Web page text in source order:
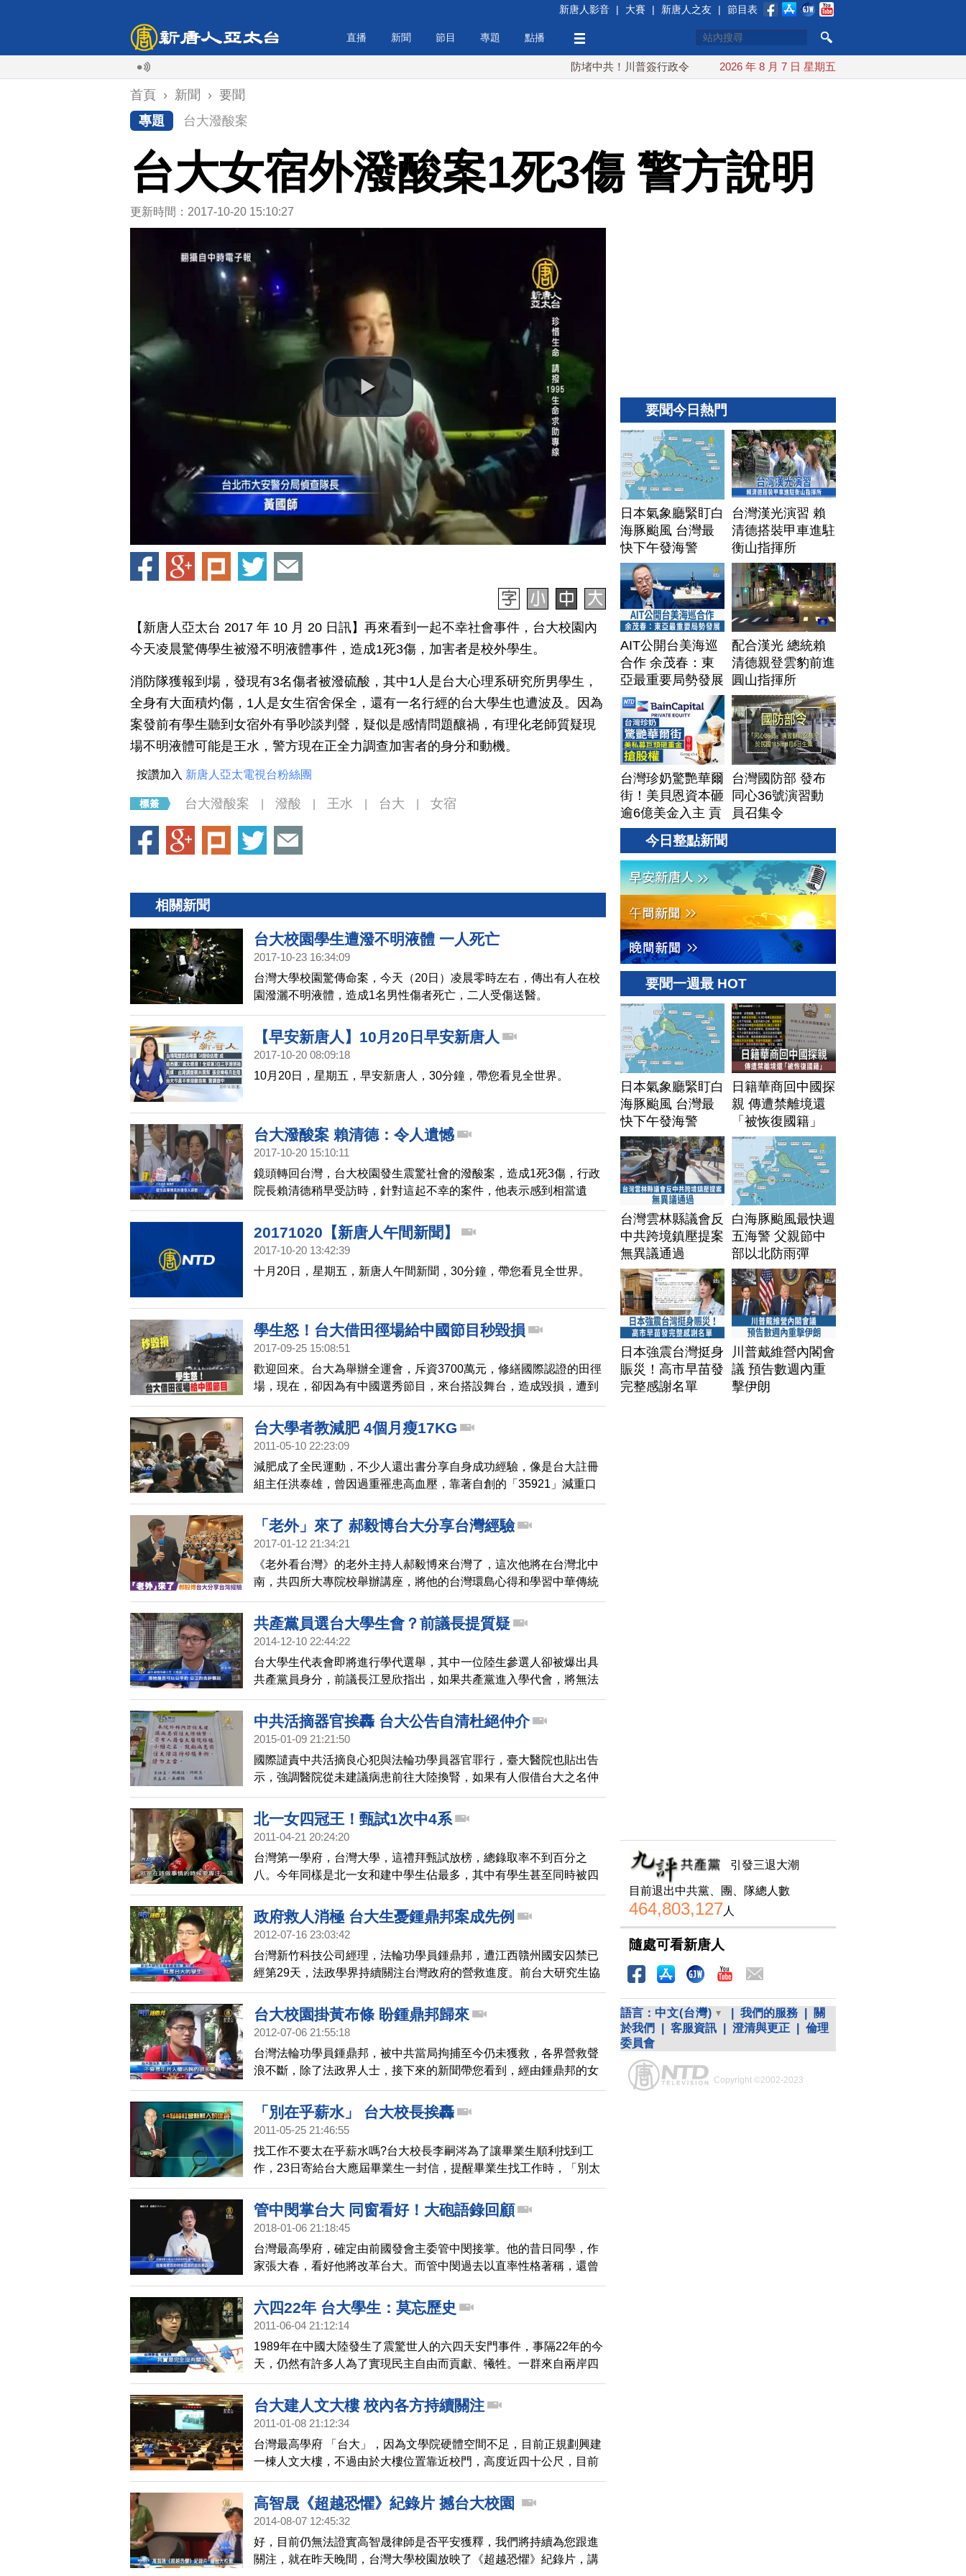
新唐人影音 | 大賽 | 新唐人之友 | 節目表
直播 新聞 節目 專題 點播
防堵中共！川普簽行政令 對多晶矽課15%關稅 日本氣象廳緊盯白海豚颱風 台灣最快下
2026 年 8 月 7 日 星期五
首頁 › 新聞 › 要聞
專題
台大潑酸案
台大女宿外潑酸案1死3傷 警方說明
更新時間：2017-10-20 15:10:27
【新唐人亞太台 2017 年 10 月 20 日訊】再來看到一起不幸社會事件，台大校園內
今天凌晨驚傳學生被潑不明液體事件，造成1死3傷，加害者是校外學生。
消防隊獲報到場，發現有3名傷者被潑硫酸，其中1人是台大心理系研究所男學生，
全身有大面積灼傷，1人是女生宿舍保全，還有一名行經的台大學生也遭波及。因為
案發前有學生聽到女宿外有爭吵談判聲，疑似是感情問題釀禍，有理化老師質疑現
場不明液體可能是王水，警方現在正全力調查加害者的身分和動機。
按讚加入 新唐人亞太電視台粉絲團
台大潑酸案 潑酸 王水 台大 女宿
相關新聞
台大校園學生遭潑不明液體 一人死亡
2017-10-23 16:34:09
台灣大學校園驚傳命案，今天（20日）凌晨零時左右，傳出有人在校
園潑灑不明液體，造成1名男性傷者死亡，二人受傷送醫。
【早安新唐人】10月20日早安新唐人
2017-10-20 08:09:18
10月20日，星期五，早安新唐人，30分鐘，帶您看見全世界。
台大潑酸案 賴清德：令人遺憾
2017-10-20 15:10:11
鏡頭轉回台灣，台大校園發生震驚社會的潑酸案，造成1死3傷，行政
院長賴清德稍早受訪時，針對這起不幸的案件，他表示感到相當遺
憾。
20171020【新唐人午間新聞】
2017-10-20 13:42:39
十月20日，星期五，新唐人午間新聞，30分鐘，帶您看見全世界。
學生怒！台大借田徑場給中國節目秒毀損
2017-09-25 15:08:51
歡迎回來。台大為舉辦全運會，斥資3700萬元，修繕國際認證的田徑
場，現在，卻因為有中國選秀節目，來台搭設舞台，造成毀損，遭到
台大學生的強烈抗議。
台大學者教減肥 4個月瘦17KG
2011-05-10 22:23:09
減肥成了全民運動，不少人還出書分享自身成功經驗，像是台大註冊
組主任洪泰雄，曾因過重罹患高血壓，靠著自創的「35921」減重口
訣，搭配代謝飲食，4個月內成功瘦下17公斤，連台大副校長也前來
當見證人。
「老外」來了 郝毅博台大分享台灣經驗
2017-01-12 21:34:21
《老外看台灣》的老外主持人郝毅博來台灣了，這次他將在台灣北中
南，共四所大專院校舉辦講座，將他的台灣環島心得和學習中華傳統
文化的經驗，分享給台灣的粉絲們。
共產黨員選台大學生會？前議長提質疑
2014-12-10 22:44:22
台大學生代表會即將進行學代選舉，其中一位陸生參選人卻被爆出具
共產黨員身分，前議長江昱欣指出，如果共產黨進入學代會，將無法
公正的替台大學生發聲。
中共活摘器官挨轟 台大公告自清杜絕仲介
2015-01-09 21:21:50
國際譴責中共活摘良心犯與法輪功學員器官罪行，臺大醫院也貼出告
示，強調醫院從未建議病患前往大陸換腎，如果有人假借台大之名仲
介到中國移植旅遊，請病患小心，不要上當。
北一女四冠王！甄試1次中4系
2011-04-21 20:24:20
台灣第一學府，台灣大學，這禮拜甄試放榜，總錄取率不到百分之
八。今年同樣是北一女和建中學生佔最多，其中有學生甚至同時被四
個系所錄取，堪稱甄試四冠王。
政府救人消極 台大生憂鍾鼎邦案成先例
2012-07-16 23:03:42
台灣新竹科技公司經理，法輪功學員鍾鼎邦，遭江西贛州國安囚禁已
經第29天，法政學界持續關注台灣政府的營救進度。前台大研究生協
會副會長的法律研究生黃守達說，這件事已經嚴重傷害兩岸交流，學
生們無法確定之後去大陸的人身安全。他們質疑，台灣政府不積極營
救，鍾鼎邦案將成為中共任意綁架台灣民眾的先例。
台大校園掛黃布條 盼鍾鼎邦歸來
2012-07-06 21:55:18
台灣法輪功學員鍾鼎邦，被中共當局拘捕至今仍未獲救，各界營救聲
浪不斷，除了法政界人士，接下來的新聞帶您看到，經由鍾鼎邦的女
兒鍾愛，臉書上營救父親的活動，台大的學生，也逐漸關注這起事
件。幾天前，校園裡甚至還掛起了聲援鍾鼎邦的布條。台大學生說，
鍾鼎邦被逮捕，已經傷害兩岸互動往來，台灣政府必須積極營救鍾鼎
「別在乎薪水」 台大校長挨轟
2011-05-25 21:46:55
找工作不要太在乎薪水嗎?台大校長李嗣涔為了讓畢業生順利找到工
作，23日寄給台大應屆畢業生一封信，提醒畢業生找工作時，「別太
在乎薪水」、「不要太在意準時上下班」等14點建議，沒想到卻引來
學生不滿。
管中閔掌台大 同窗看好！大砲語錄回顧
2018-01-06 21:18:45
台灣最高學府，確定由前國發會主委管中閔接掌。他的昔日同學，作
家張大春，看好他將改革台大。而管中閔過去以直率性格著稱，還曾
痛批國民黨高層參加中共閱兵。接下新職位好，將再受媒體矚目。
六四22年 台大學生：莫忘歷史
2011-06-04 21:12:14
1989年在中國大陸發生了震驚世人的六四天安門事件，事隔22年的今
天，仍然有許多人為了實現民主自由而貢獻、犧牲。一群來自兩岸四
地的 學生，號召志同道合的同學們，一起為中國的民主化發聲。
台大建人文大樓 校內各方持續關注
2011-01-08 21:12:34
台灣最高學府 「台大」，因為文學院硬體空間不足，目前正規劃興建
一棟人文大樓，不過由於大樓位置靠近校門，高度近四十公尺，目前
校內出現了反對的聲浪，擔心過高的建築物破壞了整個校門口原有的
景觀， 校方今天舉行校務會議討論後，興建案持續進行，但相關設計
待校園規劃小組討論。
高智晟《超越恐懼》紀錄片 撼台大校園
2014-08-07 12:45:32
好，目前仍無法證實高智晟律師是否平安獲釋，我們將持續為您跟進
關注，就在昨天晚間，台灣大學校園放映了《超越恐懼》紀錄片，講
要聞今日熱門
日本氣象廳緊盯白
海豚颱風 台灣最
快下午發海警
台灣漢光演習 賴
清德搭裝甲車進駐
衡山指揮所
AIT公開台美海巡
合作 余茂春：東
亞最重要局勢發展
配合漢光 總統賴
清德親登雲豹前進
圓山指揮所
台灣珍奶驚艷華爾
街！美貝恩資本砸
逾6億美金入主 貢
茶拓國際版圖加速
攻美？｜#財經新
聞｜
20260806(四)
台灣國防部 發布
同心36號演習動
員召集令
今日整點新聞
要聞一週最 HOT
日本氣象廳緊盯白
海豚颱風 台灣最
快下午發海警
日籍華商回中國探
親 傳遭禁離境還
「被恢復國籍」
台灣雲林縣議會反
中共跨境鎮壓提案
無異議通過
白海豚颱風最快週
五海警 父親節中
部以北防雨彈
日本強震台灣挺身
賑災！高市早苗發
完整感謝名單
川普戴維營內閣會
議 預告數週內重
擊伊朗
引發三退大潮
目前退出中共黨、團、隊總人數
464,803,127人
隨處可看新唐人
語言： 中文(台灣) 我們的服務
關
於我們
客服資訊 澄清與更正
倫理
委員會
Copyright ©2002-2023